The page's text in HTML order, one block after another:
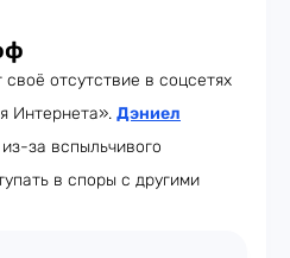
своё отсутствие в соцсетях
Интернета». Дэниел
за вспыльчивого
в споры с другими